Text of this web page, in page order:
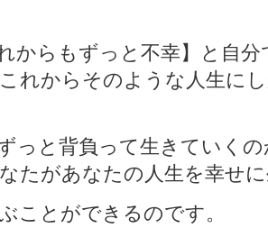
れからもずっと不幸】と自
れからそのような人生に
っと背負って生きていくの
たがあなたの人生を幸せ
ことができるのです。